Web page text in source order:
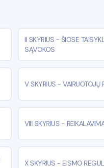
II SKYRIUS - ŠIOSE
SĄVOKOS
V SKYRIUS -VAIRUOTOJŲ
VIII SKYRIUS -
X SKYRIUS -EISMO